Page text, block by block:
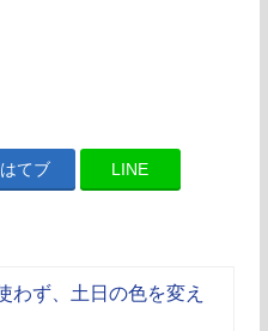
はてブ LINE
わず、土日の色を変え